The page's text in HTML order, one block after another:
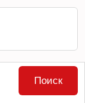
Поиск